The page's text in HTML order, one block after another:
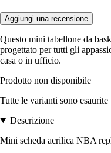
Aggiungi una recensione
Questo mini tabellone da
progettato per tutti gli
casa o in ufficio.
Prodotto non disponibile
Tutte le varianti sono esaurite
Descrizione
Mini scheda acrilica NBA